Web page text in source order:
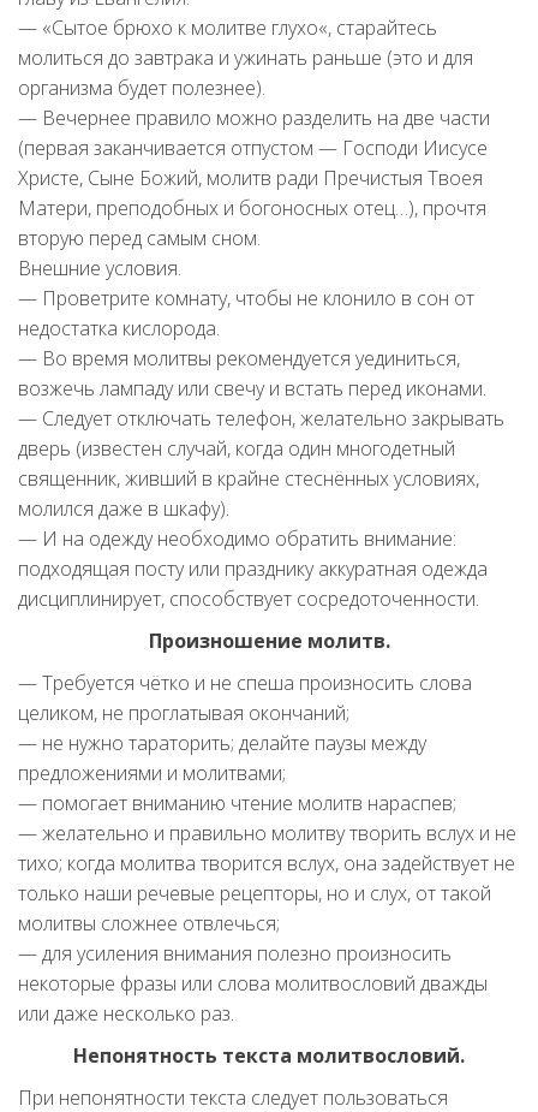
— «Сытое брюхо к молитве глухо«, старайтесь
молиться до завтрака и ужинать раньше (это и для
организма будет полезнее).
— Вечернее правило можно разделить на две части
(первая заканчивается отпустом — Господи Иисусе
Христе, Сыне Божий, молитв ради Пречистыя Твоея
Матери, преподобных и богоносных отец…), прочтя
вторую перед самым сном.
Внешние условия.
— Проветрите комнату, чтобы не клонило в сон от
недостатка кислорода.
— Во время молитвы рекомендуется уединиться,
возжечь лампаду или свечу и встать перед иконами.
— Следует отключать телефон, желательно закрывать
дверь (известен случай, когда один многодетный
священник, живший в крайне стеснённых условиях,
молился даже в шкафу).
— И на одежду необходимо обратить внимание:
подходящая посту или празднику аккуратная одежда
дисциплинирует, способствует сосредоточенности.
Произношение молитв.
— Требуется чётко и не спеша произносить слова
целиком, не проглатывая окончаний;
— не нужно тараторить; делайте паузы между
предложениями и молитвами;
— помогает вниманию чтение молитв нараспев;
— желательно и правильно молитву творить вслух и не
тихо; когда молитва творится вслух, она задействует не
только наши речевые рецепторы, но и слух, от такой
молитвы сложнее отвлечься;
— для усиления внимания полезно произносить
некоторые фразы или слова молитвословий дважды
или даже неcколько раз.
Непонятность текста молитвословий.
При непонятности текста следует пользоваться